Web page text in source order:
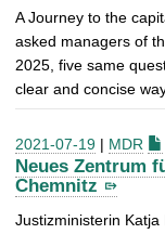
A Journey to the
asked managers of
2025, five same
clear and concise
2021-07-19 | MDR
Neues Zentrum
Chemnitz
Justizministerin